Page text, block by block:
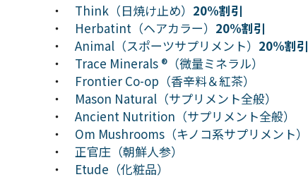
・ Think（日焼け止め） 20%割引
・ Herbatint（ヘアカラー） 20%割引
・ Animal（スポーツサプリメント） 20%割引
・ Trace Minerals ®（微量ミネラル）
・ Frontier Co-op（香辛料＆紅茶）
・ Mason Natural（サプリメント全般）
・ Ancient Nutrition（サプリメント全般）
・ Om Mushrooms（キノコ系サプリメント）
・ 正官庄（朝鮮人参）
・ Etude（化粧品）